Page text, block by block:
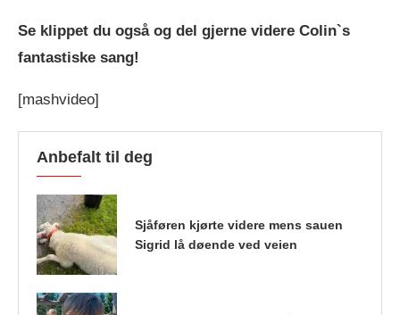
Se klippet du også og del gjerne videre Colin`s
fantastiske sang!
[mashvideo]
Anbefalt til deg
Sjåføren kjørte videre mens sauen
Sigrid lå døende ved veien